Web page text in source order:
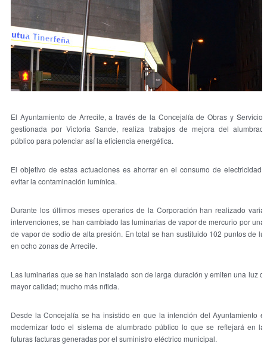
El Ayuntamiento de Arrecife, a través de la Concejalía de Obras y
gestionada por Victoria Sande, realiza trabajos de mejora del
público para potenciar así la eficiencia energética.
El objetivo de estas actuaciones es ahorrar en el consumo de electricidad
evitar la contaminación lumínica.
Durante los últimos meses operarios de la Corporación han realizado
intervenciones, se han cambiado las luminarias de vapor de mercurio por
de vapor de sodio de alta presión. En total se han sustituido 102 puntos de
en ocho zonas de Arrecife.
Las luminarias que se han instalado son de larga duración y emiten una luz
mayor calidad; mucho más nítida.
Desde la Concejalía se ha insistido en que la intención del Ayuntamiento
modernizar todo el sistema de alumbrado público lo que se reflejará en
futuras facturas generadas por el suministro eléctrico municipal.